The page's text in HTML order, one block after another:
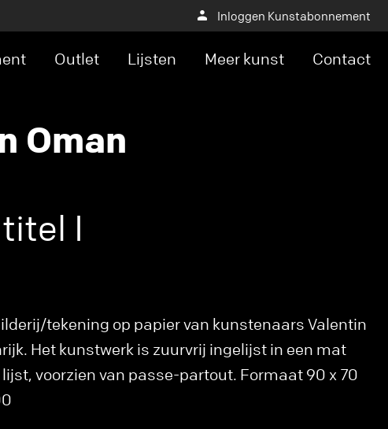
Inloggen Kunstabonnement
Outlet Lijsten Meer kunst Contact
Oman
I
tekening op papier van kunstenaars Valentin
Het kunstwerk is zuurvrij ingelijst in een mat
voorzien van passe-partout. Formaat 90 x 70